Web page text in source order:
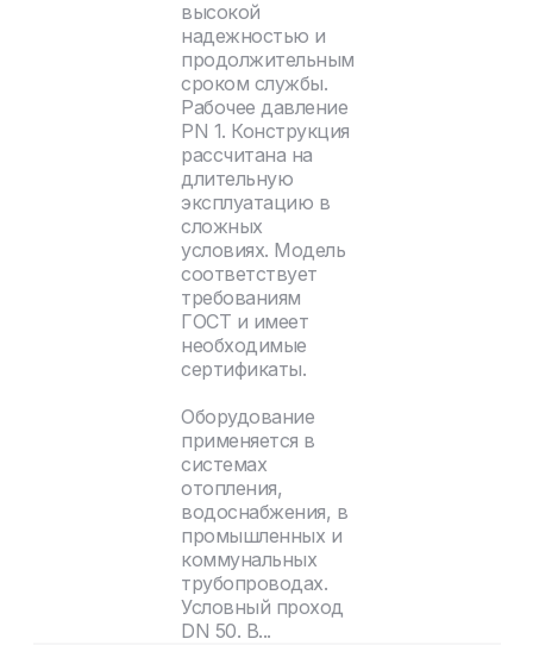
высокой
надежностью и
продолжительным
сроком службы.
Рабочее давление
PN 1. Конструкция
рассчитана на
длительную
эксплуатацию в
сложных
условиях. Модель
соответствует
требованиям
ГОСТ и имеет
необходимые
сертификаты.
Оборудование
применяется в
системах
отопления,
водоснабжения, в
промышленных и
коммунальных
трубопроводах.
Условный проход
DN 50. В...